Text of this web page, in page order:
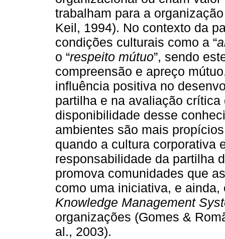
trabalham para a
Keil, 1994). No contexto da
condições culturais como a “
o “respeito mútuo”, sendo
compreensão e apreço
influência positiva no
partilha e na avaliação
disponibilidade desse
ambientes são mais
quando a cultura corporativa
responsabilidade da partilha
promova comunidades que
como uma iniciativa, e
Knowledge Management
organizações (Gomes &
al., 2003).